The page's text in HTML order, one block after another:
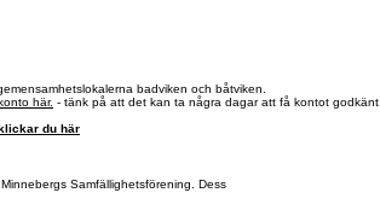
badviken och båtviken.
här. - tänk på att det kan ta några dagar att få kontot godkänt.
du här
Samfällighetsförening. Dess